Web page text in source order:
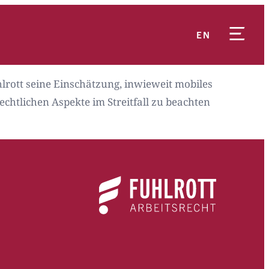
EN
seine Einschätzung, inwieweit mobiles
Aspekte im Streitfall zu beachten